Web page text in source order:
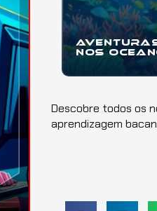
nos
Bem-vindo à
maravi...
Descobre todos os
aprendizagem